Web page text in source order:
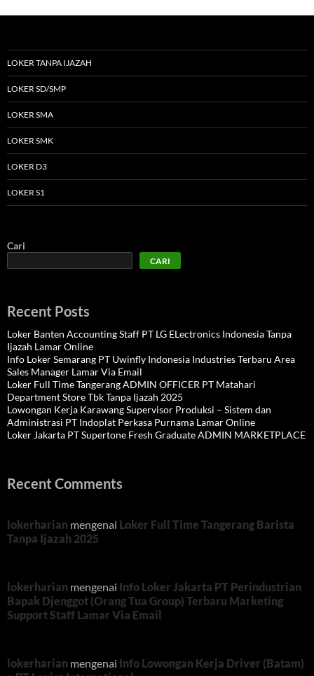
LOKER TANPA IJAZAH
LOKER SD/SMP
LOKER SMA
LOKER SMK
LOKER D3
LOKER S1
Cari
CARI
Recent Posts
Loker Banten Accounting Staff PT LG ELectronics Indonesia Tanpa
Ijazah Lamar Online
Info Loker Semarang PT Uwinfly Indonesia Industries Terbaru Area
Sales Manager Lamar Via Email
Loker Full Time Tangerang ADMIN OFFICER PT Matahari
Department Store Tbk Tanpa Ijazah 2025
Lowongan Kerja Karawang Supervisor Produksi – Sistem dan
Administrasi PT Indoplat Perkasa Purnama Lamar Online
Loker Jakarta PT Supertone Fresh Graduate ADMIN MARKETPLACE
Recent Comments
lokerharian mengenai Loker Full Time Tangerang Barista
Tanpa Ijazah 2025
lokerharian mengenai Info Loker Jakarta PT Perindustrian
Bapak Djenggot (Orang Tua Group) Terbaru Marketing
Support Staff Lamar Via Email
lokerharian mengenai Info Lowongan Kerja Driver (Batam)